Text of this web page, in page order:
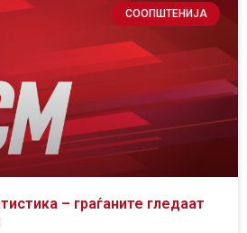
СООПШТЕНИЈА
– граѓаните гледаат